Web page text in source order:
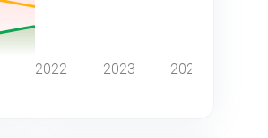
2022 2023 2024